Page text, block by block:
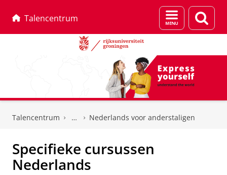
Talencentrum
Menu
en
Talencentrum Nederlands voor anderstaligen
Specifieke cursussen
Nederlands